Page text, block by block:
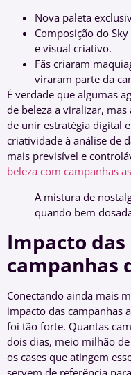
Nova paleta
Composição do
e visual criativo.
Fãs criaram
viraram parte da
É verdade que algumas
de beleza a viralizar,
de unir estratégia digital
criatividade à análise de
mais previsível e
beleza com campanhas
A mistura de
quando bem
Impacto
campanhas
Conectando ainda mais
impacto das campanhas
foi tão forte. Quantas
dois dias, meio milhão
os cases que atingem